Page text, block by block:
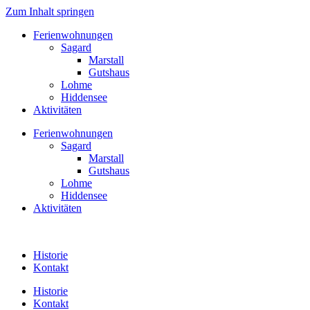
Zum Inhalt springen
Ferienwohnungen
Sagard
Marstall
Gutshaus
Lohme
Hiddensee
Aktivitäten
Ferienwohnungen
Sagard
Marstall
Gutshaus
Lohme
Hiddensee
Aktivitäten
Historie
Kontakt
Historie
Kontakt